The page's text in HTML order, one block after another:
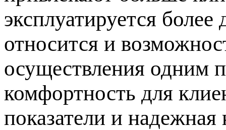
эксплуатируется
относится и
осуществления одним
комфортность для
показатели и надежная